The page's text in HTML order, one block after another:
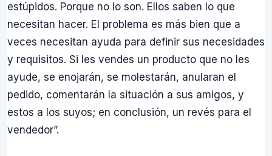
estúpidos. Porque no lo son. Ellos saben lo que
necesitan hacer. El problema es más bien que a
veces necesitan ayuda para definir sus necesidades
y requisitos. Si les vendes un producto que no les
ayude, se enojarán, se molestarán, anularan el
pedido, comentarán la situación a sus amigos, y
estos a los suyos; en conclusión, un revés para el
vendedor”.